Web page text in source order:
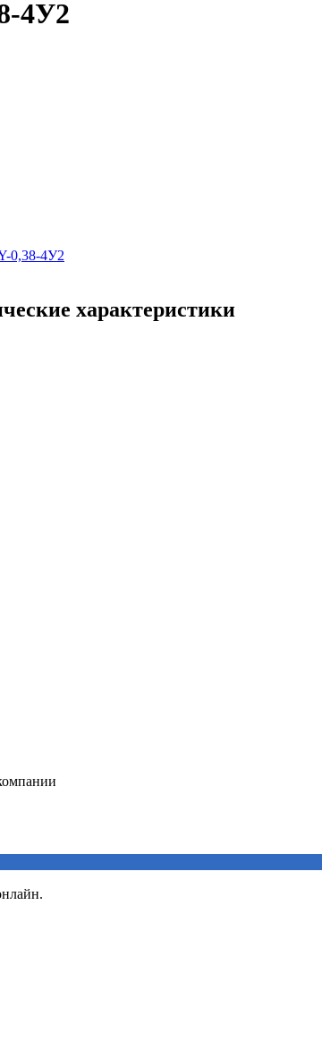
4У2
0,38-4У2
характеристики